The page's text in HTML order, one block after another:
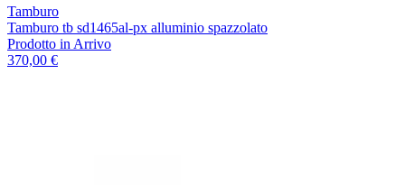
Tamburo
Tamburo tb sd1465al-px alluminio spazzolato
Prodotto in Arrivo
370,00 €